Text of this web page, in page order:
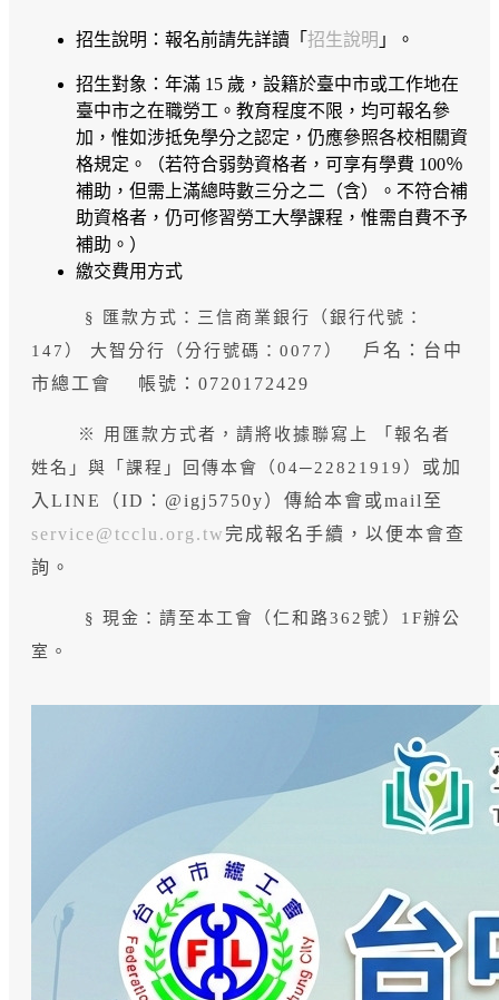
招生說明：報名前請先詳讀「 招生說明 」。
招生對象：年滿 15 歲，設籍於臺中市或工作地在
臺中市之在職勞工。教育程度不限，均可報名參
加，惟如涉抵免學分之認定，仍應參照各校相關資
格規定。（若符合弱勢資格者，可享有學費 100％
補助，但需上滿總時數三分之二（含）。不符合補
助資格者，仍可修習勞工大學課程，惟需自費不予
補助。）
繳交費用方式
§ 匯款方式：三信商業銀行（銀行代號：
147） 大智分行（分行號碼：0077）
戶名：台中
市總工會 帳號：0720172429
※ 用匯款方式者，請將收據聯寫上 「報名者
姓名」與「課程」回傳本會（04─22821919） 或加
入LINE（ID：@igj5750y）傳給本會或mail至
service@tcclu.org.tw 完成報名手續，以便本會查
詢。
§ 現金：請至本工會（仁和路362號）1F辦公
室。